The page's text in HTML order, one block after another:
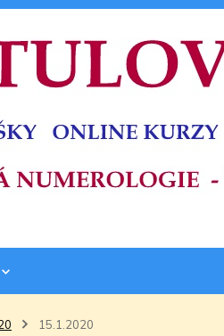
15.1.2020